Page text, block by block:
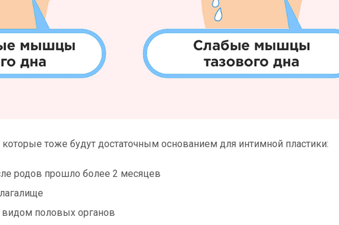
тоже будут достаточным основанием для интимной пластики:
родов прошло более 2 месяцев
половых органов